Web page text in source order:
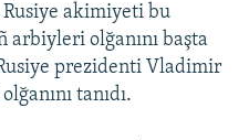
akimiyeti bu
arbiyleri olğanını başta
prezidenti Vladimir
tanıdı.